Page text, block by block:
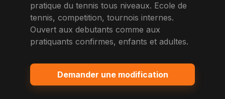
pratique du tennis tous niveaux. Ecole de
tennis, competition, tournois internes.
Ouvert aux debutants comme aux
pratiquants confirmes, enfants et adultes.
Demander une modification